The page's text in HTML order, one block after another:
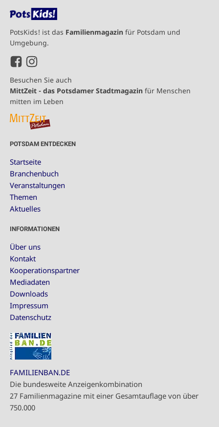
PotsKids! ist das Familienmagazin für Potsdam und
Umgebung.
Besuchen Sie auch
MittZeit - das Potsdamer Stadtmagazin für Menschen
mitten im Leben
POTSDAM ENTDECKEN
Startseite
Branchenbuch
Veranstaltungen
Themen
Aktuelles
INFORMATIONEN
Über uns
Kontakt
Kooperationspartner
Mediadaten
Downloads
Impressum
Datenschutz
FAMILIENBAN.DE
Die bundesweite Anzeigenkombination
27 Familienmagazine mit einer Gesamtauflage von über
750.000